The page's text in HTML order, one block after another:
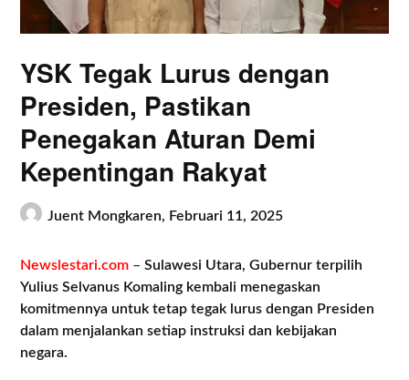
YSK Tegak Lurus dengan
Presiden, Pastikan
Penegakan Aturan Demi
Kepentingan Rakyat
Juent Mongkaren, Februari 11, 2025
Newslestari.com –Sulawesi Utara, Gubernur terpilih
Yulius Selvanus Komaling kembali menegaskan
komitmennya untuk tetap tegak lurus dengan Presiden
dalam menjalankan setiap instruksi dan kebijakan
negara.